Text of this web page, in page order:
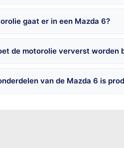
gaat er in een Mazda 6?
de motorolie ververst worden
van de Mazda 6 is